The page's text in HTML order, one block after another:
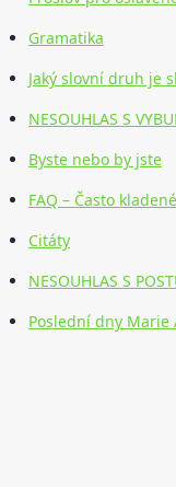
Gramatika
Jaký slovní druh je
NESOUHLAS S
Byste nebo by jste
FAQ – Často
Citáty
NESOUHLAS S
Poslední dny Marie